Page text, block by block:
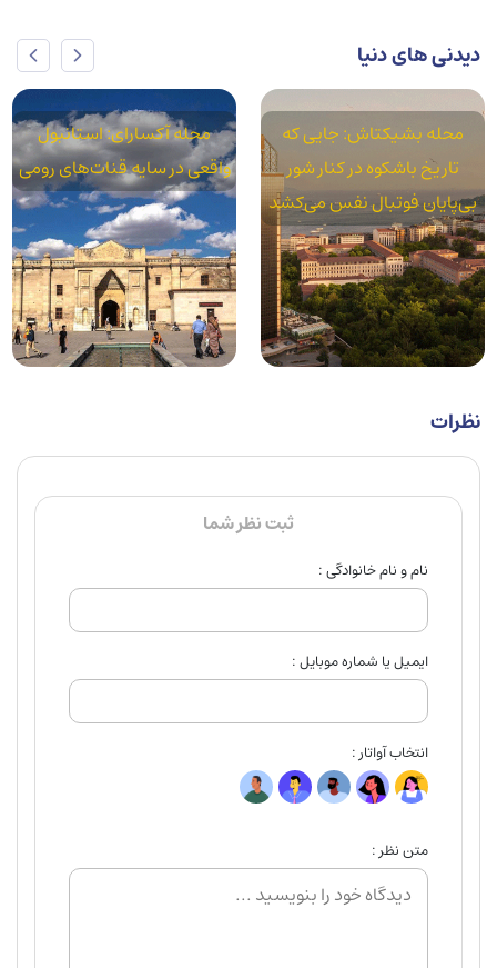
دیدنی های دنیا
محله بشیکتاش: جایی که
تاریخ باشکوه در کنار شور
بی‌پایان فوتبال نفس می‌کشد
محله آکسارای: استانبول
واقعی در سایه قنات‌های رومی
نظرات
ثبت نظر شما
نام و نام خانوادگی :
ایمیل یا شماره موبایل :
انتخاب آواتار :
متن نظر :